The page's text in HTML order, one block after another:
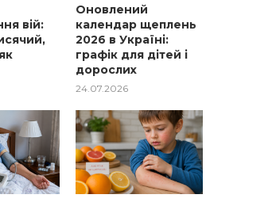
вій:
Оновлений
календар щеплень
2026 в Україні:
графік для дітей і
дорослих
24.07.2026